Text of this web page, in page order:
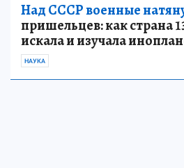
Над СССР военные
пришельцев: как страна
искала и изучала
НАУКА